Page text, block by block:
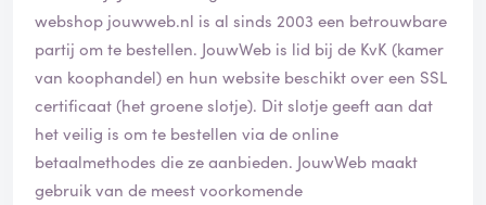
webshop jouwweb.nl is al sinds 2003 een betrouwbare
partij om te bestellen. JouwWeb is lid bij de KvK (kamer
van koophandel) en hun website beschikt over een SSL
certificaat (het groene slotje). Dit slotje geeft aan dat
het veilig is om te bestellen via de online
betaalmethodes die ze aanbieden. JouwWeb maakt
gebruik van de meest voorkomende